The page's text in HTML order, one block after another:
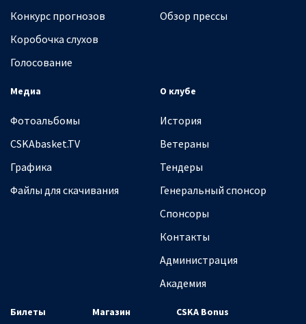
Конкурс прогнозов
Коробочка слухов
Голосование
Обзор прессы
Медиа
Фотоальбомы
CSKAbasket.TV
Графика
Файлы для скачивания
О клубе
История
Ветераны
Тендеры
Генеральный спонсор
Спонсоры
Контакты
Администрация
Академия
Билеты Магазин CSKA Bonus